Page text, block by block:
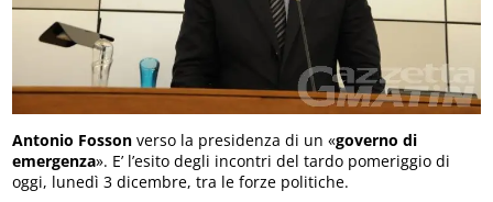
Antonio Fosson verso la presidenza di un «governo di
emergenza». E’ l’esito degli incontri del tardo pomeriggio di
oggi, lunedì 3 dicembre, tra le forze politiche.